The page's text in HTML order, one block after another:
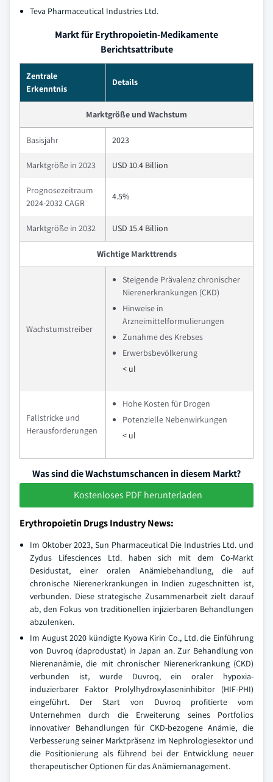
Teva Pharmaceutical Industries Ltd.
Markt für Erythropoietin-Medikamente
Berichtsattribute
Zentrale
Erkenntnis
Details
Marktgröße und Wachstum
Basisjahr 2023
Marktgröße in 2023 USD 10.4 Billion
Prognosezeitraum
2024-2032 CAGR
4.5%
Marktgröße in 2032 USD 15.4 Billion
Wichtige Markttrends
Wachstumstreiber
Steigende Prävalenz chronischer
Nierenerkrankungen (CKD)
Hinweise in
Arzneimittelformulierungen
Zunahme des Krebses
Erwerbsbevölkerung
< ul
Fallstricke und
Herausforderungen
Hohe Kosten für Drogen
Potenzielle Nebenwirkungen
< ul
Was sind die Wachstumschancen in diesem Markt?
Kostenloses PDF herunterladen
Erythropoietin Drugs Industry News:
Im Oktober 2023, Sun Pharmaceutical Die Industries Ltd. und
Zydus Lifesciences Ltd. haben sich mit dem Co-Markt
Desidustat, einer oralen Anämiebehandlung, die auf
chronische Nierenerkrankungen in Indien zugeschnitten ist,
verbunden. Diese strategische Zusammenarbeit zielt darauf
ab, den Fokus von traditionellen injizierbaren Behandlungen
abzulenken.
Im August 2020 kündigte Kyowa Kirin Co., Ltd. die Einführung
von Duvroq (daprodustat) in Japan an. Zur Behandlung von
Nierenanämie, die mit chronischer Nierenerkrankung (CKD)
verbunden ist, wurde Duvroq, ein oraler hypoxia-
induzierbarer Faktor Prolylhydroxylaseninhibitor (HIF-PHI)
eingeführt. Der Start von Duvroq profitierte vom
Unternehmen durch die Erweiterung seines Portfolios
innovativer Behandlungen für CKD-bezogene Anämie, die
Verbesserung seiner Marktpräsenz im Nephrologiesektor und
die Positionierung als führend bei der Entwicklung neuer
therapeutischer Optionen für das Anämiemanagement.